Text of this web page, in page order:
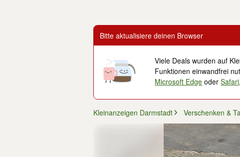
Bitte aktualisiere deinen Browser
Viele Deals wurden auf
Funktionen einwandfrei
Microsoft Edge oderSafari
Kleinanzeigen Darmstadt Verschenken &